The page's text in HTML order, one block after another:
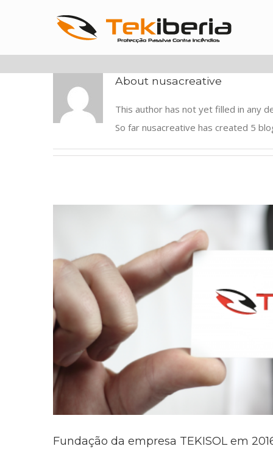
About nusacreative
This author has not yet filled in any
So far nusacreative has created 5
Fundação da empresa TEKISOL em